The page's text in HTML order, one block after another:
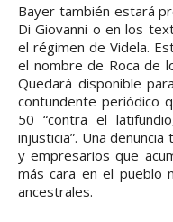
Bayer también estará
Di Giovanni o en los
el régimen de Videla.
el nombre de Roca de
Quedará disponible
contundente periódico
50 “contra el
injusticia”. Una
y empresarios que
más cara en el pueblo
ancestrales.